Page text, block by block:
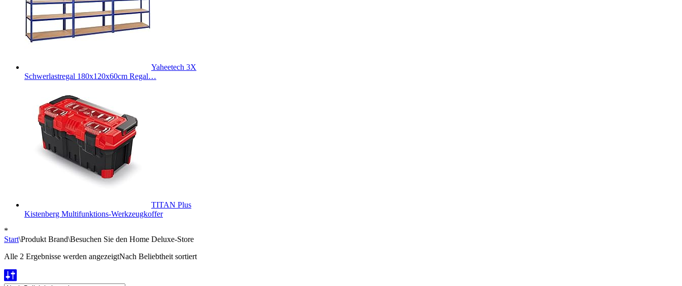
Yaheetech 3X
Schwerlastregal 180x120x60cm Regal…
TITAN Plus
Kistenberg Multifunktions-Werkzeugkoffer
*
Start\Produkt Brand\Besuchen Sie den Home Deluxe-Store
Alle 2 Ergebnisse werden angezeigtNach Beliebtheit sortiert